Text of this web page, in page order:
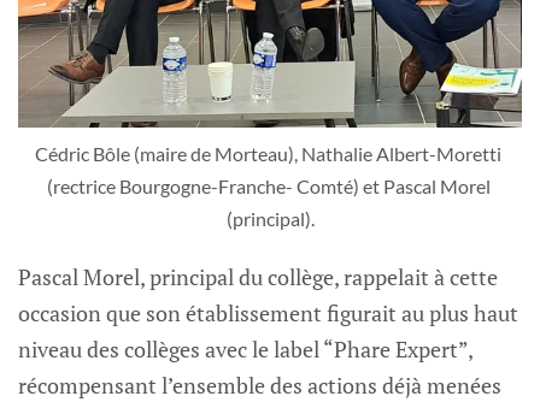
Cédric Bôle (maire de Morteau), Nathalie Albert-Moretti
(rectrice Bourgogne-Franche- Comté) et Pascal Morel
(principal).
Pascal Morel, principal du collège, rappelait à cette
occasion que son établissement figurait au plus haut
niveau des collèges avec le label “Phare Expert”,
récompensant l’ensemble des actions déjà menées